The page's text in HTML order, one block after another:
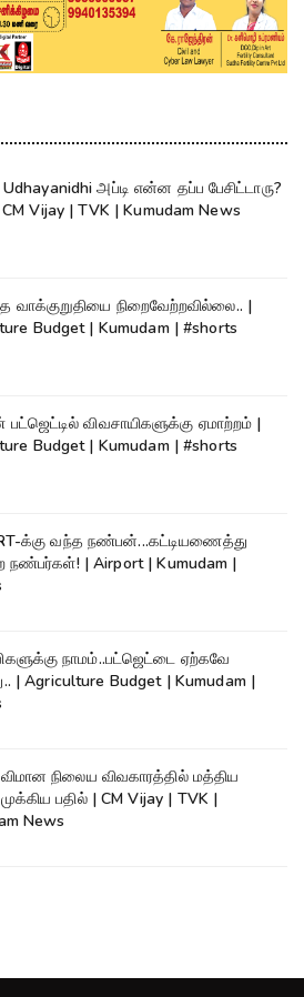
Udhayanidhi அப்டி என்ன தப்ப பேசிட்டாரு?
Vijay | TVK | Kumudam News
வாக்குறுதியை நிறைவேற்றவில்லை.. |
Budget | Kumudam | #shorts
விவசாயிகளுக்கு ஏமாற்றம் |
Budget | Kumudam | #shorts
க்கு வந்த நண்பன்...கட்டியணைத்து
நண்பர்கள்! | Airport | Kumudam |
நாமம்..பட்ஜெட்டை ஏற்கவே
| Agriculture Budget | Kumudam |
விமான நிலைய விவகாரத்தில் மத்திய
பதில் | CM Vijay | TVK |
News